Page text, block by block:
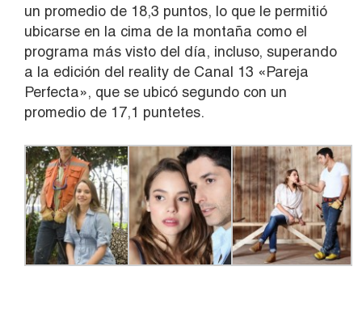
un promedio de 18,3 puntos, lo que le permitió
ubicarse en la cima de la montaña como el
programa más visto del día, incluso, superando
a la edición del reality de Canal 13 «Pareja
Perfecta», que se ubicó segundo con un
promedio de 17,1 puntetes.